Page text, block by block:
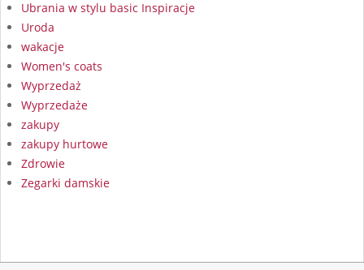
Ubrania w stylu basic Inspiracje
Uroda
wakacje
Women's coats
Wyprzedaż
Wyprzedaże
zakupy
zakupy hurtowe
Zdrowie
Zegarki damskie